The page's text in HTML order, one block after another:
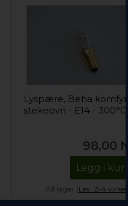
Lyspære, Beha
stekeovn - E14 - 300°C
98,00
Legg i
På lager (Lev. 2-4